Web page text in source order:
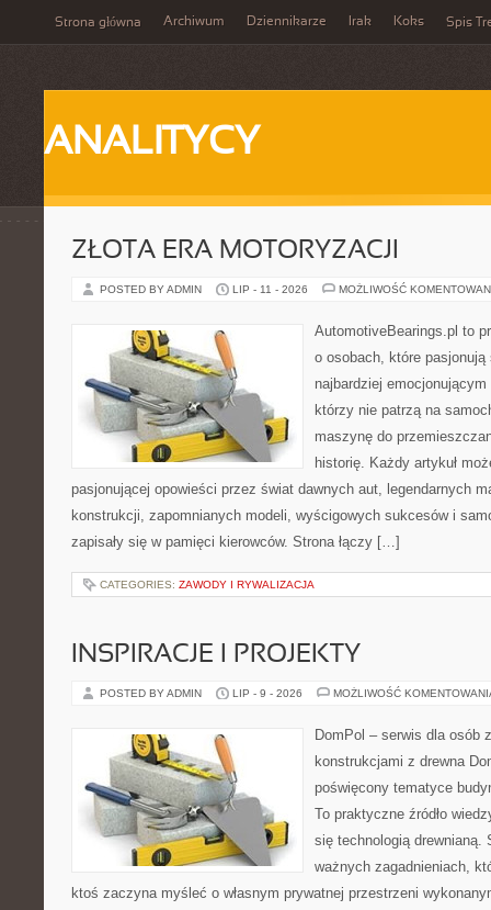
Strona główna Archiwum Dziennikarze Irak Koks Spis
ANALITYCY
ZŁOTA ERA MOTORYZACJI
POSTED BY ADMIN LIP - 11 - 2026 MOŻLIWOŚĆ
AutomotiveBearings.pl to
o osobach, które
najbardziej
którzy nie patrzą na
maszynę do
historię. Każdy artykuł
pasjonującej opowieści przez świat dawnych aut, legendarnych
konstrukcji, zapomnianych modeli, wyścigowych sukcesów i
zapisały się w pamięci kierowców. Strona łączy […]
CATEGORIES: ZAWODY I RYWALIZACJA
INSPIRACJE I PROJEKTY
POSTED BY ADMIN LIP - 9 - 2026 MOŻLIWOŚĆ
DomPol – serwis dla osób
konstrukcjami z drewna
poświęcony tematyce
To praktyczne źródło
się technologią drewnianą.
ważnych zagadnieniach,
ktoś zaczyna myśleć o własnym prywatnej przestrzeni